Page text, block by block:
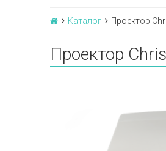
Каталог Проектор
Проектор